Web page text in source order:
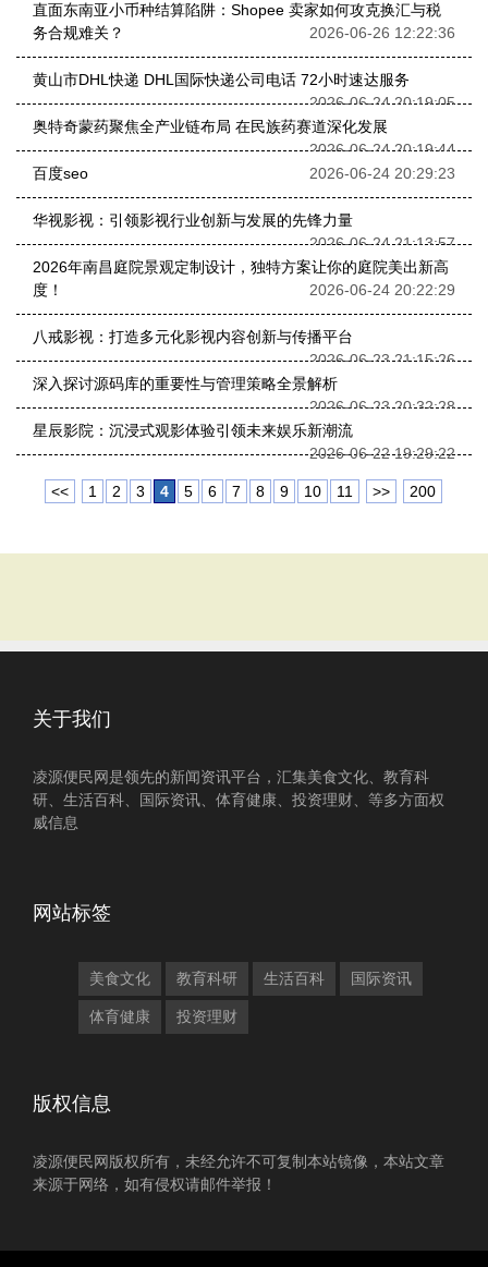
直面东南亚小币种结算陷阱：Shopee 卖家如何攻克换汇与税
务合规难关？
2026-06-26 12:22:36
黄山市DHL快递 DHL国际快递公司电话 72小时速达服务
2026-06-24 20:19:05
奥特奇蒙药聚焦全产业链布局 在民族药赛道深化发展
2026-06-24 20:19:44
百度seo
2026-06-24 20:29:23
华视影视：引领影视行业创新与发展的先锋力量
2026-06-24 21:13:57
2026年南昌庭院景观定制设计，独特方案让你的庭院美出新高
度！
2026-06-24 20:22:29
八戒影视：打造多元化影视内容创新与传播平台
2026-06-23 21:15:26
深入探讨源码库的重要性与管理策略全景解析
2026-06-23 20:32:28
星辰影院：沉浸式观影体验引领未来娱乐新潮流
2026-06-22 19:29:22
<< 1 2 3 4 5 6 7 8 9 10 11 >> 200
关于我们
凌源便民网是领先的新闻资讯平台，汇集美食文化、教育科
研、生活百科、国际资讯、体育健康、投资理财、等多方面权
威信息
网站标签
美食文化 教育科研 生活百科 国际资讯
体育健康 投资理财
版权信息
凌源便民网版权所有，未经允许不可复制本站镜像，本站文章
来源于网络，如有侵权请邮件举报！